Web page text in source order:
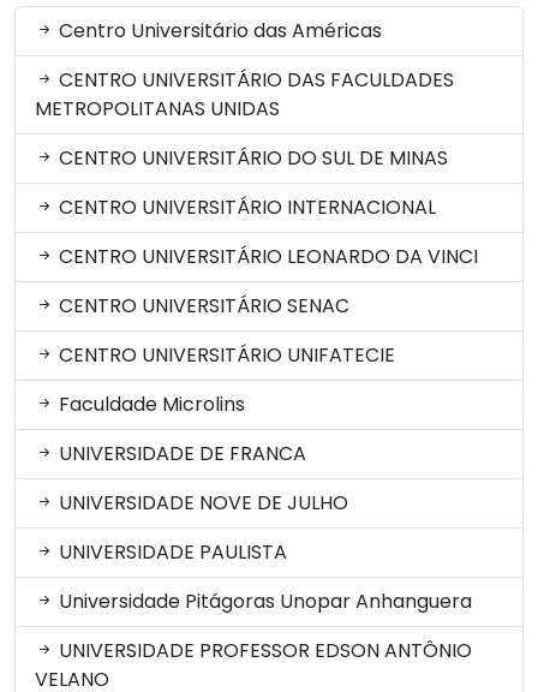
Centro Universitário das Américas
CENTRO UNIVERSITÁRIO DAS FACULDADES
METROPOLITANAS UNIDAS
CENTRO UNIVERSITÁRIO DO SUL DE MINAS
CENTRO UNIVERSITÁRIO INTERNACIONAL
CENTRO UNIVERSITÁRIO LEONARDO DA VINCI
CENTRO UNIVERSITÁRIO SENAC
CENTRO UNIVERSITÁRIO UNIFATECIE
Faculdade Microlins
UNIVERSIDADE DE FRANCA
UNIVERSIDADE NOVE DE JULHO
UNIVERSIDADE PAULISTA
Universidade Pitágoras Unopar Anhanguera
UNIVERSIDADE PROFESSOR EDSON ANTÔNIO
VELANO